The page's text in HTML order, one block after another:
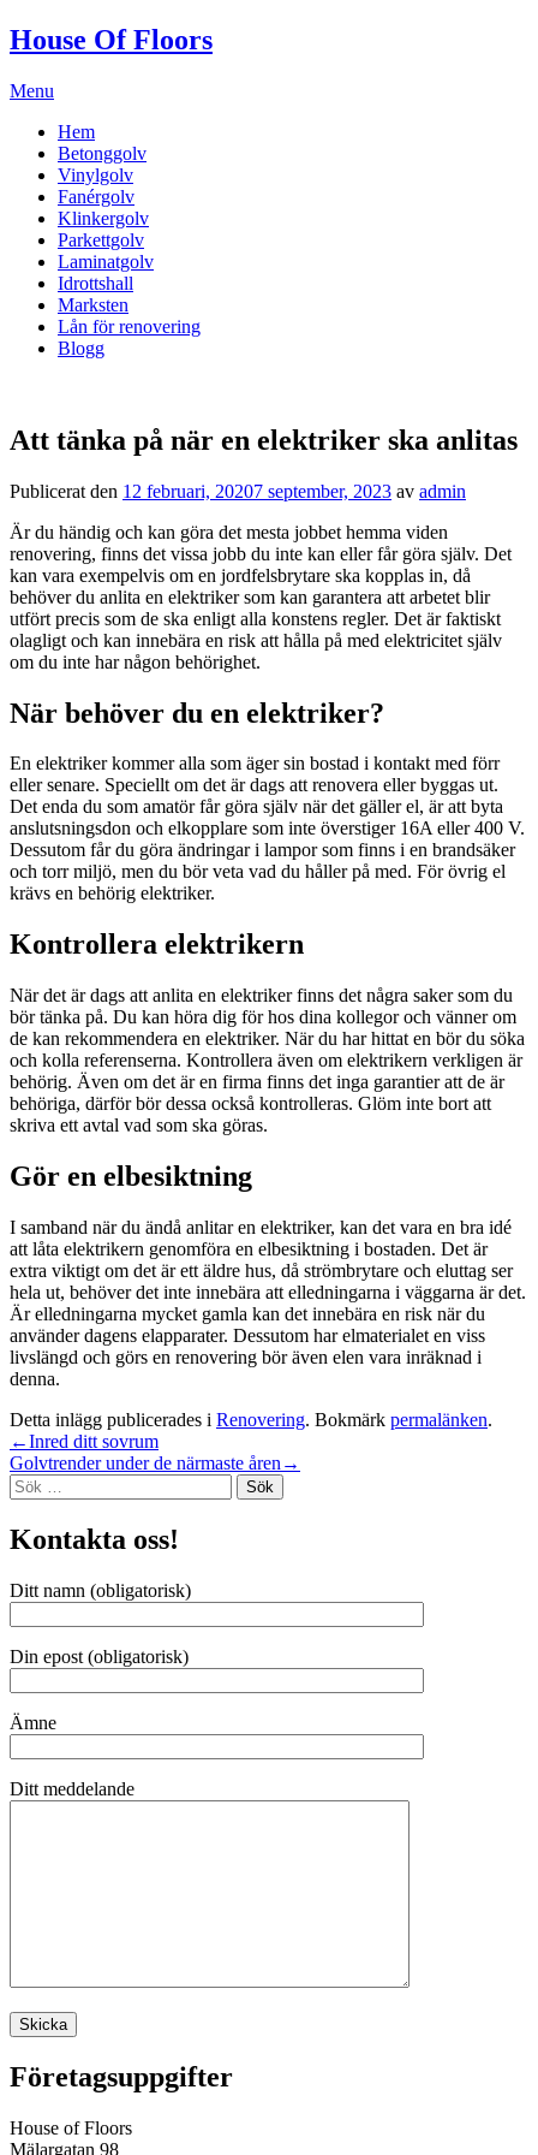
House Of Floors
Menu
innehåll
Hem
Betonggolv
Vinylgolv
Fanérgolv
Klinkergolv
Parkettgolv
Laminatgolv
Idrottshall
Marksten
Lån för renovering
Blogg
Att tänka på när en elektriker ska anlitas
Publicerat den 12 februari, 20207 september, 2023 av admin
Är du händig och kan göra det mesta jobbet hemma viden
renovering, finns det vissa jobb du inte kan eller får göra själv. Det
kan vara exempelvis om en jordfelsbrytare ska kopplas in, då
behöver du anlita en elektriker som kan garantera att arbetet blir
utfört precis som de ska enligt alla konstens regler. Det är faktiskt
olagligt och kan innebära en risk att hålla på med elektricitet själv
om du inte har någon behörighet.
När behöver du en elektriker?
En elektriker kommer alla som äger sin bostad i kontakt med förr
eller senare. Speciellt om det är dags att renovera eller byggas ut.
Det enda du som amatör får göra själv när det gäller el, är att byta
anslutsningsdon och elkopplare som inte överstiger 16A eller 400 V.
Dessutom får du göra ändringar i lampor som finns i en brandsäker
och torr miljö, men du bör veta vad du håller på med. För övrig el
krävs en behörig elektriker.
Kontrollera elektrikern
När det är dags att anlita en elektriker finns det några saker som du
bör tänka på. Du kan höra dig för hos dina kollegor och vänner om
de kan rekommendera en elektriker. När du har hittat en bör du söka
och kolla referenserna. Kontrollera även om elektrikern verkligen är
behörig. Även om det är en firma finns det inga garantier att de är
behöriga, därför bör dessa också kontrolleras. Glöm inte bort att
skriva ett avtal vad som ska göras.
Gör en elbesiktning
I samband när du ändå anlitar en elektriker, kan det vara en bra idé
att låta elektrikern genomföra en elbesiktning i bostaden. Det är
extra viktigt om det är ett äldre hus, då strömbrytare och eluttag ser
hela ut, behöver det inte innebära att elledningarna i väggarna är det.
Är elledningarna mycket gamla kan det innebära en risk när du
använder dagens elapparater. Dessutom har elmaterialet en viss
livslängd och görs en renovering bör även elen vara inräknad i
denna.
Detta inlägg publicerades i Renovering. Bokmärk permalänken.
Inläggsnavigering
←Inred ditt sovrum
Golvtrender under de närmaste åren →
Sök
efter:
Kontakta oss!
Ditt namn (obligatorisk)
Din epost (obligatorisk)
Ämne
Ditt meddelande
Företagsuppgifter
House of Floors
Mälargatan 98